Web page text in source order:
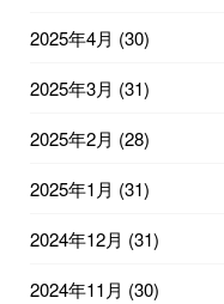
2025年4月 (30)
2025年3月 (31)
2025年2月 (28)
2025年1月 (31)
2024年12月 (31)
2024年11月 (30)